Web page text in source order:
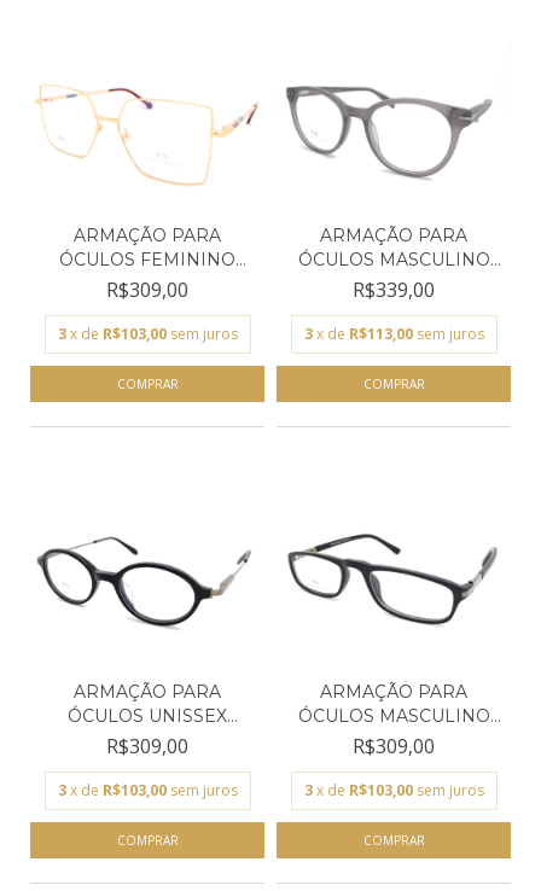
ARMAÇÃO PARA
ÓCULOS FEMININO
EMPÓRIO GLA...
R$309,00
3 x de R$103,00 sem juros
ARMAÇÃO PARA
ÓCULOS MASCULINO
EMPÓRIO GL...
R$339,00
3 x de R$113,00 sem juros
ARMAÇÃO PARA
ÓCULOS UNISSEX
EMPÓRIO GLAS...
R$309,00
3 x de R$103,00 sem juros
ARMAÇÃO PARA
ÓCULOS MASCULINO
EMPÓRIO GL...
R$309,00
3 x de R$103,00 sem juros